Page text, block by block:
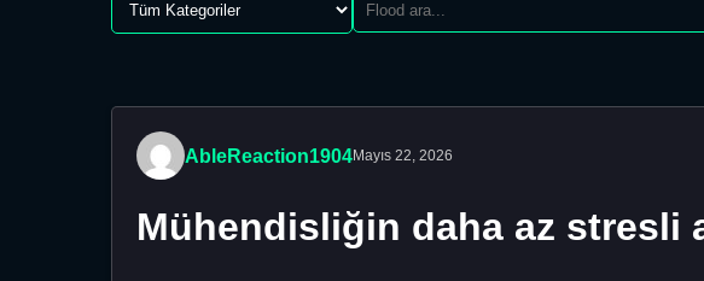
AbleReaction1904Mayıs 22, 2026
Mühendisliğin daha az stresli